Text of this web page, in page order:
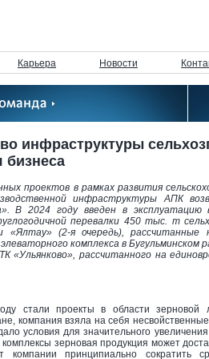
Карьера Новости
инфраструктуры
бизнеса
проектов в рамках развития
инфраструктуры АПК
В 2024 году введен в эксплуатацию
перевалки 450 тыс. т
(2-я очередь),
комплекса в Бугульминском
«Ульянково», рассчитанного на
стали проекты в области зерновой
компания взяла на себя
условия для значительного
зерновая продукция может
компании принципиально сократить